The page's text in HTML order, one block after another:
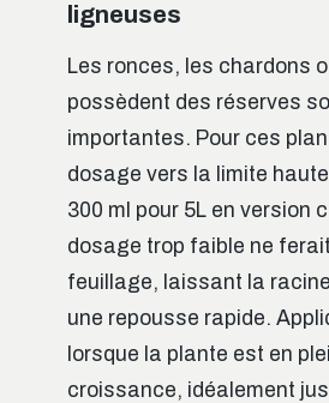
ligneuses
Les ronces, les chardons
possèdent des réserves
importantes. Pour ces
dosage vers la limite
300 ml pour 5L en version
dosage trop faible ne
feuillage, laissant la
une repousse rapide.
lorsque la plante est en
croissance, idéalement